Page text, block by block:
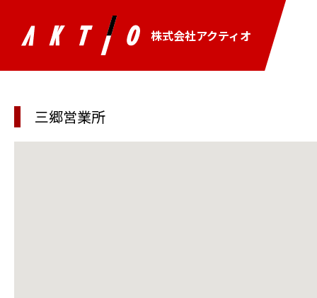
株式会社アクティオ
三郷営業所